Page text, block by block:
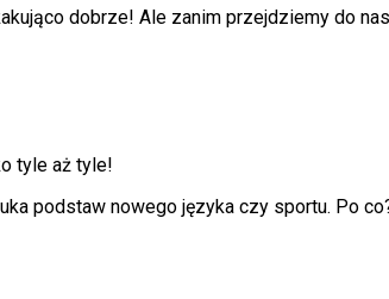
dobrze! Ale zanim przejdziemy do
tyle aż tyle!
podstaw nowego języka czy sportu. Po